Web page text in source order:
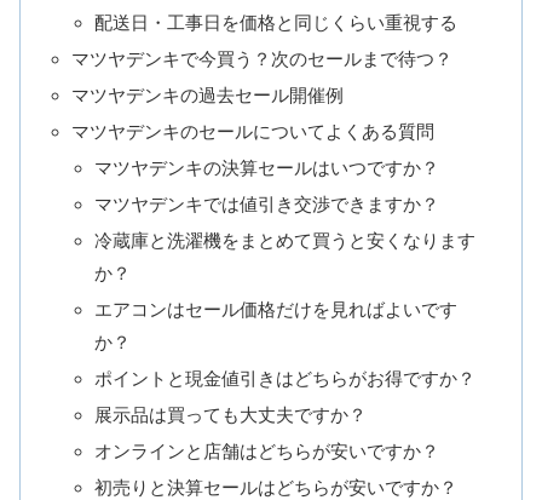
配送日・工事日を価格と同じくらい重視する
マツヤデンキで今買う？次のセールまで待つ？
マツヤデンキの過去セール開催例
マツヤデンキのセールについてよくある質問
マツヤデンキの決算セールはいつですか？
マツヤデンキでは値引き交渉できますか？
冷蔵庫と洗濯機をまとめて買うと安くなります
か？
エアコンはセール価格だけを見ればよいです
か？
ポイントと現金値引きはどちらがお得ですか？
展示品は買っても大丈夫ですか？
オンラインと店舗はどちらが安いですか？
初売りと決算セールはどちらが安いですか？